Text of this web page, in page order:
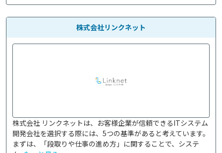
株式会社リンクネット
株式会社 リンクネットは、お客様企業が信頼できるITシステム
開発会社を選択する際には、5つの基準があると考えています。
まずは、「段取りや仕事の進め方」に関することで、システ